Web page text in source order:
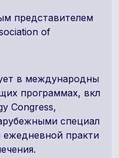
представителем
of
в международны
программах, вкл
Congress,
специал
ежедневной практи